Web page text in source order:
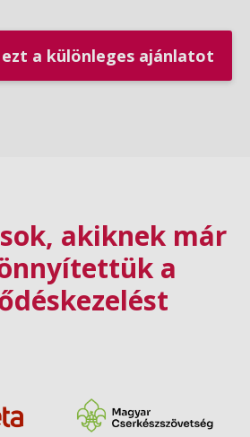
a különleges ajánlatot
akiknek már
a